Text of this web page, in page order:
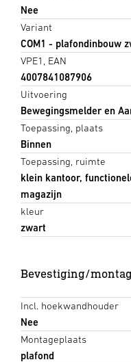
Nee
Variant
COM1 - plafondinbouw
VPE1, EAN
4007841087906
Uitvoering
Bewegingsmelder en
Toepassing, plaats
Binnen
Toepassing, ruimte
klein kantoor,
magazijn
kleur
zwart
Bevestiging/
Incl. hoekwandhouder
Nee
Montageplaats
plafond